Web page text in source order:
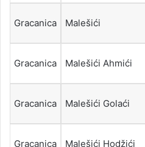
Gracanica Malešići
Gracanica Malešići Ahmići
Gracanica Malešići Golaći
Gracanica Malešići Hodžići